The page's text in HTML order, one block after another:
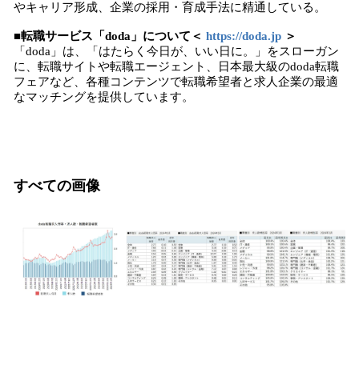
やキャリア形成、企業の採用・育成手法に精通している。
■転職サービス「doda」について＜ https://doda.jp ＞
「doda」は、「はたらく今日が、いい日に。」をスローガン
に、転職サイトや転職エージェント、日本最大級のdoda転職
フェアなど、各種コンテンツで転職希望者と求人企業の最適
なマッチングを提供しています。
すべての画像